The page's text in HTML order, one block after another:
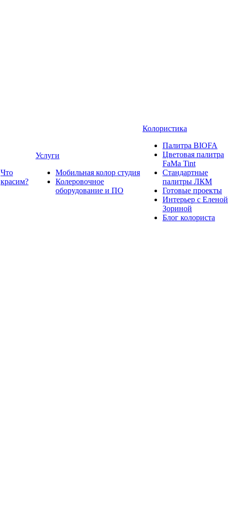
Что
красим?
Услуги
Мобильная колор студия
Колеровочное
оборудование и ПО
Колористика
Палитра BIOFA
Цветовая палитра
FaMa Tint
Стандартные
палитры ЛКМ
Готовые проекты
Интерьер с Еленой
Зориной
Блог колориста